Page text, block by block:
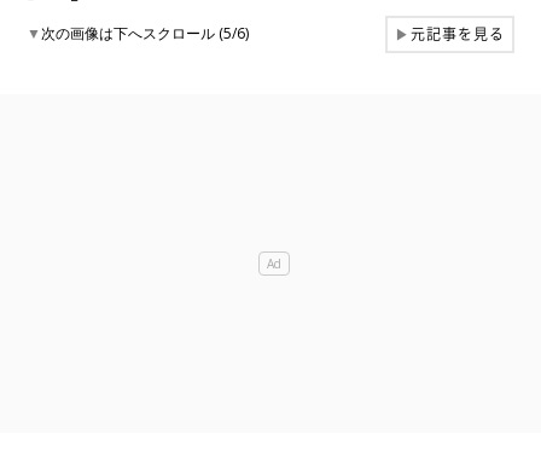
▼次の画像は下へスクロール (5/6) ▶元記事を見る